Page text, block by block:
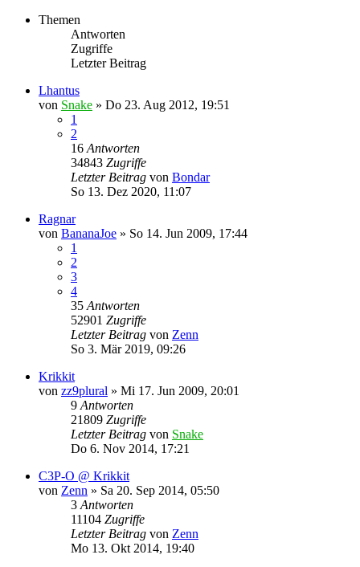
Themen
Antworten
Zugriffe
Letzter Beitrag
Lhantus
von Snake » Do 23. Aug 2012, 19:51
1
2
16 Antworten
34843 Zugriffe
Letzter Beitrag von Bondar
So 13. Dez 2020, 11:07
Ragnar
von BananaJoe » So 14. Jun 2009, 17:44
1
2
3
4
35 Antworten
52901 Zugriffe
Letzter Beitrag von Zenn
So 3. Mär 2019, 09:26
Krikkit
von zz9plural » Mi 17. Jun 2009, 20:01
9 Antworten
21809 Zugriffe
Letzter Beitrag von Snake
Do 6. Nov 2014, 17:21
C3P-O @ Krikkit
von Zenn » Sa 20. Sep 2014, 05:50
3 Antworten
11104 Zugriffe
Letzter Beitrag von Zenn
Mo 13. Okt 2014, 19:40